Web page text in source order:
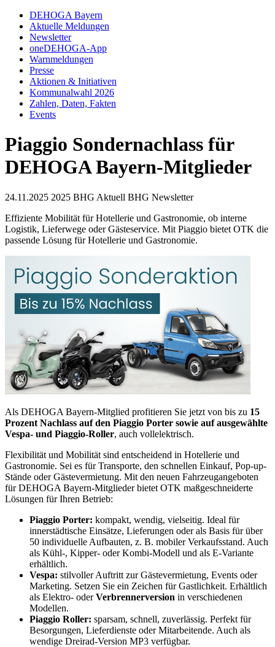
DEHOGA Bayern
Aktuelle Meldungen
Newsletter
oneDEHOGA-App
Warnmeldungen
Presse
Aktionen & Initiativen
Kommunalwahl 2026
Zahlen, Daten, Fakten
Events
Piaggio Sondernachlass für
DEHOGA Bayern-Mitglieder
24.11.2025 2025 BHG Aktuell BHG Newsletter
Effiziente Mobilität für Hotellerie und Gastronomie, ob interne
Logistik, Lieferwege oder Gästeservice. Mit Piaggio bietet OTK die
passende Lösung für Hotellerie und Gastronomie.
Als DEHOGA Bayern-Mitglied profitieren Sie jetzt von bis zu 15
Prozent Nachlass auf den Piaggio Porter sowie auf ausgewählte
Vespa- und Piaggio-Roller, auch vollelektrisch.
Flexibilität und Mobilität sind entscheidend in Hotellerie und
Gastronomie. Sei es für Transporte, den schnellen Einkauf, Pop-up-
Stände oder Gästevermietung. Mit den neuen Fahrzeugangeboten
für DEHOGA Bayern-Mitglieder bietet OTK maßgeschneiderte
Lösungen für Ihren Betrieb:
Piaggio Porter: kompakt, wendig, vielseitig. Ideal für
innerstädtische Einsätze, Lieferungen oder als Basis für über
50 individuelle Aufbauten, z. B. mobiler Verkaufsstand. Auch
als Kühl-, Kipper- oder Kombi-Modell und als E-Variante
erhältlich.
Vespa: stilvoller Auftritt zur Gästevermietung, Events oder
Marketing. Setzen Sie ein Zeichen für Gastlichkeit. Erhältlich
als Elektro- oderVerbrennerversion in verschiedenen
Modellen.
Piaggio Roller: sparsam, schnell, zuverlässig. Perfekt für
Besorgungen, Lieferdienste oder Mitarbeitende. Auch als
wendige Dreirad-Version MP3 verfügbar.